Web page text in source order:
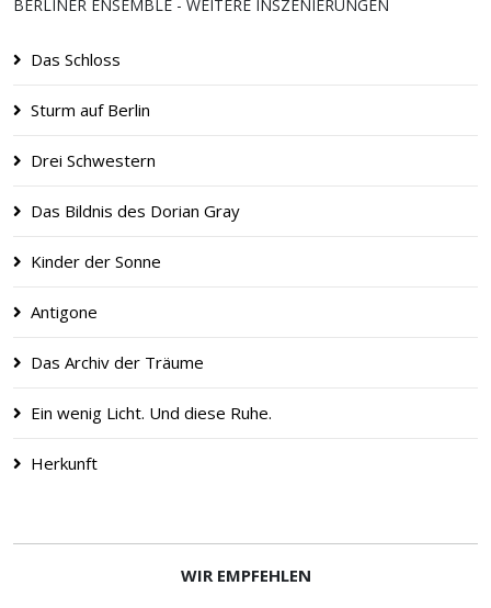
BERLINER ENSEMBLE - WEITERE INSZENIERUNGEN
Das Schloss
Sturm auf Berlin
Drei Schwestern
Das Bildnis des Dorian Gray
Kinder der Sonne
Antigone
Das Archiv der Träume
Ein wenig Licht. Und diese Ruhe.
Herkunft
WIR EMPFEHLEN